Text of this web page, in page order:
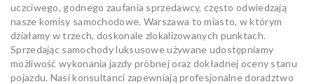
uczciwego, godnego zaufania sprzedawcy, często odwiedzają
nasze komisy samochodowe. Warszawa to miasto, w którym
działamy w trzech, doskonale zlokalizowanych punktach.
Sprzedając samochody luksusowe używane udostępniamy
możliwość wykonania jazdy próbnej oraz dokładnej oceny stanu
pojazdu. Nasi konsultanci zapewniają profesjonalne doradztwo